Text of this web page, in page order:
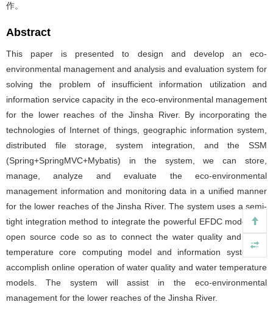
作。
Abstract
This paper is presented to design and develop an eco-
environmental management and analysis and evaluation system for
solving the problem of insufficient information utilization and
information service capacity in the eco-environmental management
for the lower reaches of the Jinsha River. By incorporating the
technologies of Internet of things, geographic information system,
distributed file storage, system integration, and the SSM
(Spring+SpringMVC+Mybatis) in the system, we can store,
manage, analyze and evaluate the eco-environmental
management information and monitoring data in a unified manner
for the lower reaches of the Jinsha River. The system uses a semi-
tight integration method to integrate the powerful EFDC model with
open source code so as to connect the water quality and water
temperature core computing model and information system to
accomplish online operation of water quality and water temperature
models. The system will assist in the eco-environmental
management for the lower reaches of the Jinsha River.